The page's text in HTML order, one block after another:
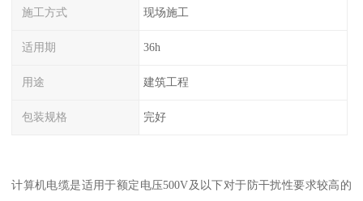
施工方式 现场施工
适用期 36h
用途 建筑工程
包装规格 完好
计算机电缆是适用于额定电压500V及以下对于防干扰性要求较高的